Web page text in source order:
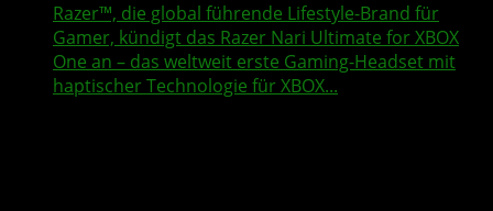
Razer™, die global führende Lifestyle-Brand für
Gamer, kündigt das Razer Nari Ultimate for XBOX
One an – das weltweit erste Gaming-Headset mit
haptischer Technologie für XBOX...